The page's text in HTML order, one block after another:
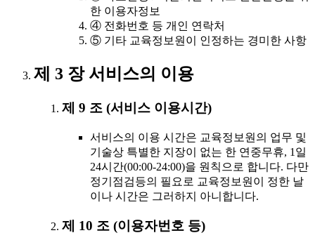
한 이용자정보
④ 전화번호 등 개인 연락처
⑤ 기타 교육정보원이 인정하는 경미한 사항
제 3 장 서비스의 이용
제 9 조 (서비스 이용시간)
서비스의 이용 시간은 교육정보원의 업무 및
기술상 특별한 지장이 없는 한 연중무휴, 1일
24시간(00:00-24:00)을 원칙으로 합니다. 다만
정기점검등의 필요로 교육정보원이 정한 날
이나 시간은 그러하지 아니합니다.
제 10 조 (이용자번호 등)